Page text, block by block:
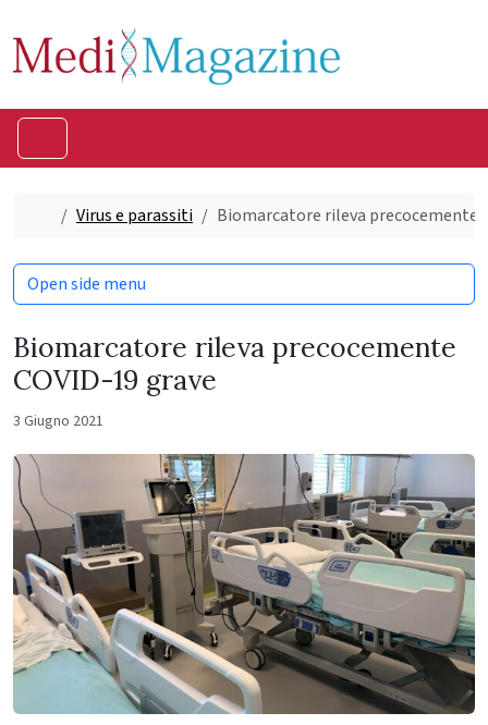
Home
Virus e parassiti Biomarcatore rileva precocemente
Biomarcatore rileva precocemente
COVID-19 grave
3 Giugno 2021
Open side menu